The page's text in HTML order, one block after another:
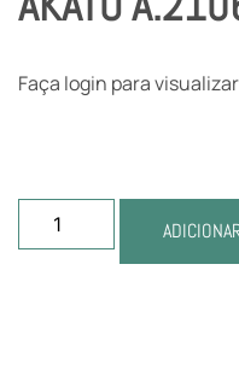
Faça login para